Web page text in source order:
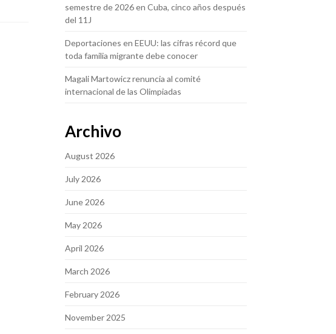
semestre de 2026 en Cuba, cinco años después
del 11J
Deportaciones en EEUU: las cifras récord que
toda familia migrante debe conocer
Magali Martowicz renuncia al comité
internacional de las Olimpiadas
Archivo
August 2026
July 2026
June 2026
May 2026
April 2026
March 2026
February 2026
November 2025